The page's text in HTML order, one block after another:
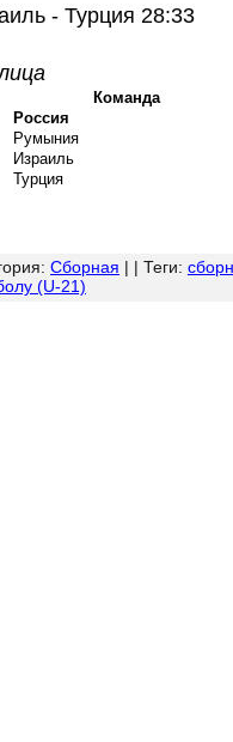
- Турция 28:33
Команда
Россия
Румыния
Израиль
Турция
: Сборная | | Теги:
(U-21)